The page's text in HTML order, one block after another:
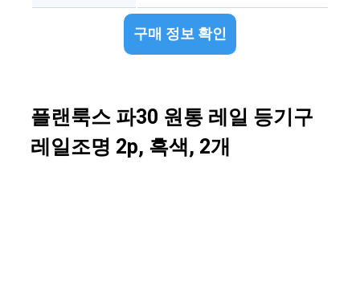
구매 정보 확인
플랜룩스 파30 원통 레일 등기구
레일조명 2p, 흑색, 2개